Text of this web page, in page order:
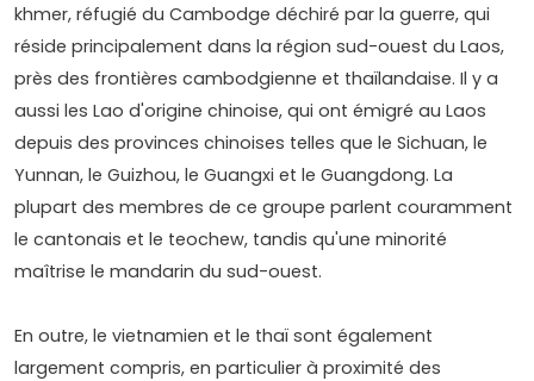
khmer, réfugié du Cambodge déchiré par la guerre, qui
réside principalement dans la région sud-ouest du Laos,
près des frontières cambodgienne et thaïlandaise. Il y a
aussi les Lao d'origine chinoise, qui ont émigré au Laos
depuis des provinces chinoises telles que le Sichuan, le
Yunnan, le Guizhou, le Guangxi et le Guangdong. La
plupart des membres de ce groupe parlent couramment
le cantonais et le teochew, tandis qu'une minorité
maîtrise le mandarin du sud-ouest.
En outre, le vietnamien et le thaï sont également
largement compris, en particulier à proximité des